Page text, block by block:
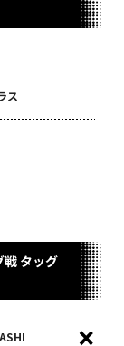
ス
タッグ